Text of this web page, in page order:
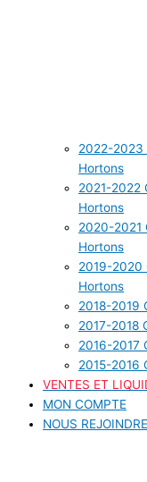
2022-2023
Hortons
2021-2022
Hortons
2020-2021
Hortons
2019-2020
Hortons
2018-2019
2017-2018
2016-2017
2015-2016
VENTES ET
MON COMPTE
NOUS REJOINDRE